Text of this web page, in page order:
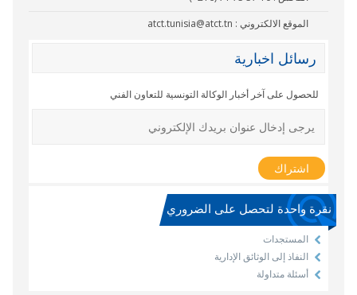
الموقع الالكتروني : atct.tunisia@atct.tn
رسائل اخبارية
للحصول على آخر أخبار الوكالة التونسية للتعاون الفني
نقرة واحدة لتحصل على الضروري
المستجدات
النفاذ إلى الوثائق الإدارية
أسئلة متداولة